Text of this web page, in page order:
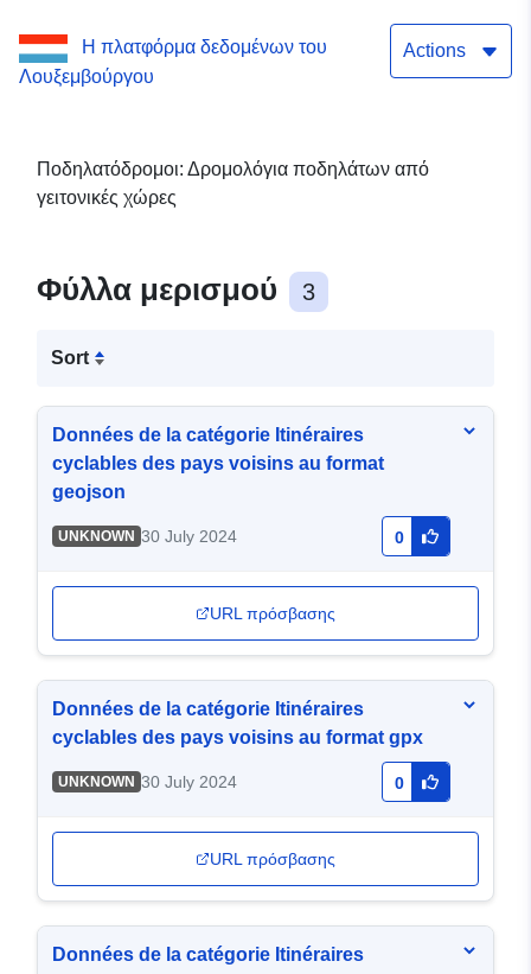
Η πλατφόρμα δεδομένων του
Λουξεμβούργου
Actions
Ποδηλατόδρομοι: Δρομολόγια ποδηλάτων από
γειτονικές χώρες
Φύλλα μερισμού 3
Sort
Données de la catégorie Itinéraires
cyclables des pays voisins au format
geojson
UNKNOWN 30 July 2024 0
URL πρόσβασης
Données de la catégorie Itinéraires
cyclables des pays voisins au format gpx
UNKNOWN 30 July 2024 0
URL πρόσβασης
Données de la catégorie Itinéraires